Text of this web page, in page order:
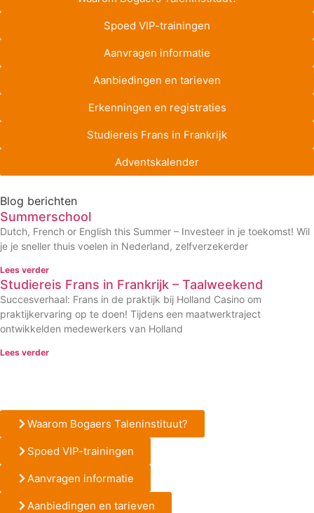
Spoed VIP-trainingen
Aanvragen informatie
Aanbiedingen en tarieven
Erkenningen en registraties
Studiereis Frans in Frankrijk
Adventskalender
Blog berichten
Summerschool
Dutch, French or English this Summer – Investeer in je toekomst! Wil
je je sneller thuis voelen in Nederland, zelfverzekerder
Lees verder
Studiereis Frans in Frankrijk – Taalweekend
Succesverhaal: Frans in de praktijk bij Holland Casino om
praktijkervaring op te doen! Tijdens een maatwerktraject
ontwikkelden medewerkers van Holland
Lees verder
Waarom Bogaers Taleninstituut?
Spoed VIP-trainingen
Aanvragen informatie
Aanbiedingen en tarieven